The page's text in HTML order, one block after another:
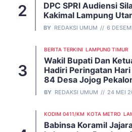
DPC SPRI Audiensi
Kakimal Lampung
BY REDAKSI UMUM 6
BERITA TERKINI LAMPUNG TIMUR
Wakil Bupati Dan
Hadiri Peringatan
84 Desa Jojog
BY REDAKSI UMUM 24 MEI
KODIM 0411/KM KOTA METRO
Babinsa Koramil